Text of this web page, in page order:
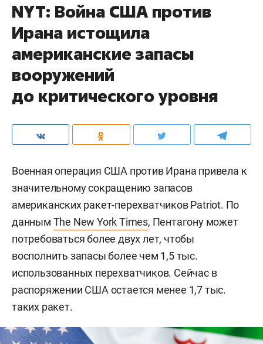
NYT: Война США против
Ирана истощила
американские запасы
вооружений
до критического уровня
Военная операция США против Ирана привела к
значительному сокращению запасов
американских ракет-перехватчиков Patriot. По
данным The New York Times, Пентагону может
потребоваться более двух лет, чтобы
восполнить запасы более чем 1,5 тыс.
использованных перехватчиков. Сейчас в
распоряжении США остается менее 1,7 тыс.
таких ракет.